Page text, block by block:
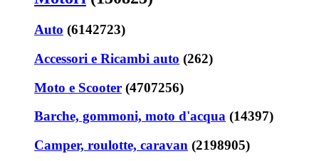
Auto (6142723)
Accessori e Ricambi auto (262)
Moto e Scooter (4707256)
Barche, gommoni, moto d'acqua (14397)
Camper, roulotte, caravan (2198905)